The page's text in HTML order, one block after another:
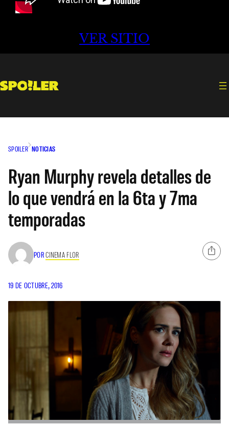
VER SITIO
SPOILER NOTICIAS
Ryan Murphy revela detalles de
lo que vendrá en la 6ta y 7ma
temporadas
PORCINEMA FLOR
19 DE OCTUBRE, 2016